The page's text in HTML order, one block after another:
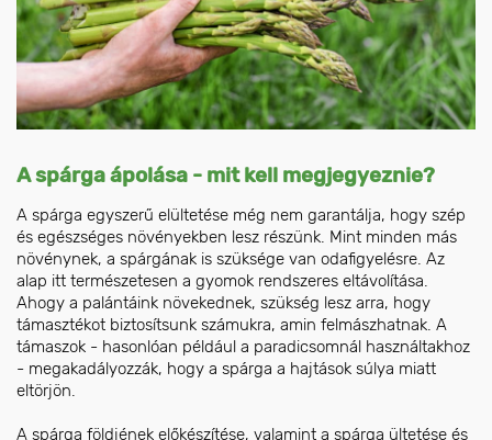
A spárga ápolása - mit kell megjegyeznie?
A spárga egyszerű elültetése még nem garantálja, hogy szép
és egészséges növényekben lesz részünk. Mint minden más
növénynek, a spárgának is szüksége van odafigyelésre. Az
alap itt természetesen a gyomok rendszeres eltávolítása.
Ahogy a palántáink növekednek, szükség lesz arra, hogy
támasztékot biztosítsunk számukra, amin felmászhatnak. A
támaszok - hasonlóan például a paradicsomnál használtakhoz
- megakadályozzák, hogy a spárga a hajtások súlya miatt
eltörjön.
A spárga földjének előkészítése, valamint a spárga ültetése és